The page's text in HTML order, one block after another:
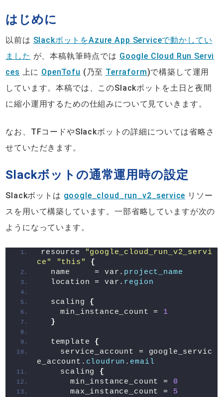
はじめに
以前は SlackボットをAzure App Serviceで動かしてい
ました が、本稿執筆時点では Google Cloud Run Servi
ces 上に OpenTofu (乃至 Terraform)で構築して運用
しています。本稿では、このSlackボットを土日と夜間
に縮小運用するための仕組みについて見ていきます。
なお、TFコードやSlackボットの詳細については省略さ
せていただきます。
Slackボットの通常運用時の設定
Slackボットは google_cloud_run_v2_service リソー
スを用いて構築しています。一部省略していますが次の
ようになっています。
resource
"google_cloud_run_v2_servi
ce"
"this"
{
  name     = var.
project_name
  location = var.
region
  scaling
{
    min_instance_count =
1
}
  template
{
    service_account = google_servic
e_account. cloudrun . email
    scaling
{
      min_instance_count =
0
      max_instance_count =
5